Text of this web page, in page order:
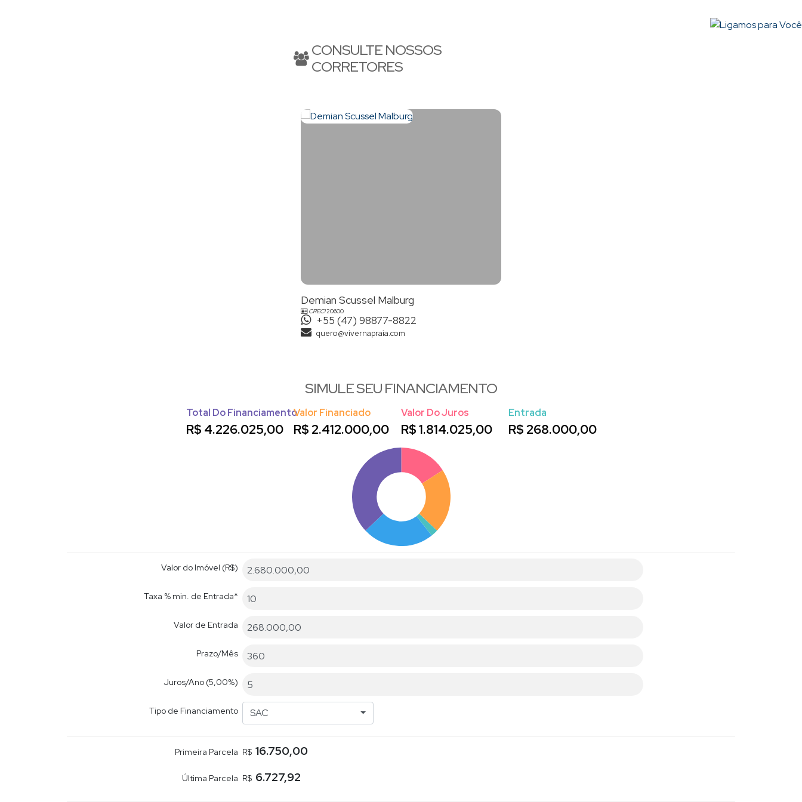
CONSULTE NOSSOS
CORRETORES
Demian Scussel Malburg
CRECI20600
+55 (47) 98877-8822
quero@vivernapraia.com
SIMULE SEU FINANCIAMENTO
Total Do Financiamento
R$ 4.226.025,00
Valor Financiado
R$2.412.000,00
Valor Do Juros
R$1.814.025,00
Entrada
R$268.000,00
Valor do Imóvel (R$)
Taxa % min. de Entrada*
Valor de Entrada
Prazo/Mês
Juros/Ano (5,00%)
Tipo de Financiamento SAC
Primeira Parcela R$ 16.750,00
Última Parcela R$ 6.727,92